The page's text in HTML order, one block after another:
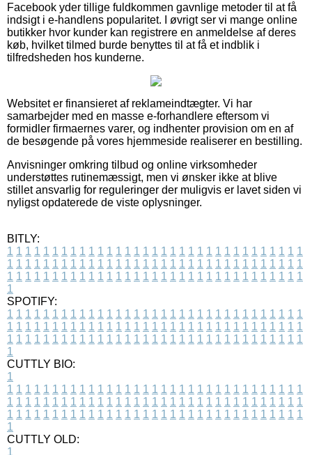
Facebook yder tillige fuldkommen gavnlige metoder til at få
indsigt i e-handlens popularitet. I øvrigt ser vi mange online
butikker hvor kunder kan registrere en anmeldelse af deres
køb, hvilket tilmed burde benyttes til at få et indblik i
tilfredsheden hos kunderne.
Websitet er finansieret af reklameindtægter. Vi har
samarbejder med en masse e-forhandlere eftersom vi
formidler firmaernes varer, og indhenter provision om en af
de besøgende på vores hjemmeside realiserer en bestilling.
Anvisninger omkring tilbud og online virksomheder
understøttes rutinemæssigt, men vi ønsker ikke at blive
stillet ansvarlig for reguleringer der muligvis er lavet siden vi
nyligst opdaterede de viste oplysninger.
BITLY:
1 1 1 1 1 1 1 1 1 1 1 1 1 1 1 1 1 1 1 1 1 1 1 1 1 1 1 1 1 1 1 1 1
1 1 1 1 1 1 1 1 1 1 1 1 1 1 1 1 1 1 1 1 1 1 1 1 1 1 1 1 1 1 1 1 1
1 1 1 1 1 1 1 1 1 1 1 1 1 1 1 1 1 1 1 1 1 1 1 1 1 1 1 1 1 1 1 1 1
1
SPOTIFY:
1 1 1 1 1 1 1 1 1 1 1 1 1 1 1 1 1 1 1 1 1 1 1 1 1 1 1 1 1 1 1 1 1
1 1 1 1 1 1 1 1 1 1 1 1 1 1 1 1 1 1 1 1 1 1 1 1 1 1 1 1 1 1 1 1 1
1 1 1 1 1 1 1 1 1 1 1 1 1 1 1 1 1 1 1 1 1 1 1 1 1 1 1 1 1 1 1 1 1
1
CUTTLY BIO:
1
1 1 1 1 1 1 1 1 1 1 1 1 1 1 1 1 1 1 1 1 1 1 1 1 1 1 1 1 1 1 1 1 1
1 1 1 1 1 1 1 1 1 1 1 1 1 1 1 1 1 1 1 1 1 1 1 1 1 1 1 1 1 1 1 1 1
1 1 1 1 1 1 1 1 1 1 1 1 1 1 1 1 1 1 1 1 1 1 1 1 1 1 1 1 1 1 1 1 1
1
CUTTLY OLD:
1